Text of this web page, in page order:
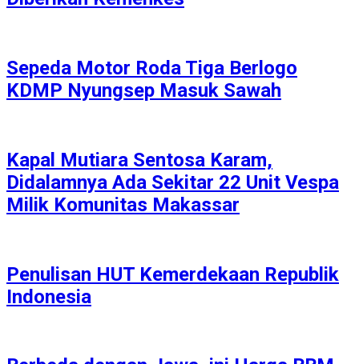
Sepeda Motor Roda Tiga Berlogo
KDMP Nyungsep Masuk Sawah
Kapal Mutiara Sentosa Karam,
Didalamnya Ada Sekitar 22 Unit Vespa
Milik Komunitas Makassar
Penulisan HUT Kemerdekaan Republik
Indonesia